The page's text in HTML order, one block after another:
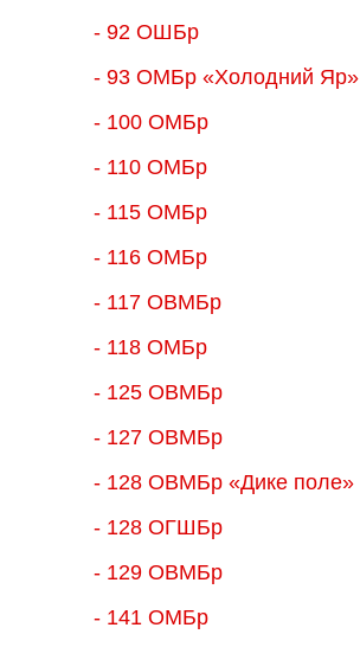
- 92 ОШБр
- 93 ОМБр «Холодний Яр»
- 100 ОМБр
- 110 ОМБр
- 115 ОМБр
- 116 ОМБр
- 117 ОВМБр
- 118 ОМБр
- 125 ОВМБр
- 127 ОВМБр
- 128 ОВМБр «Дике поле»
- 128 ОГШБр
- 129 ОВМБр
- 141 ОМБр